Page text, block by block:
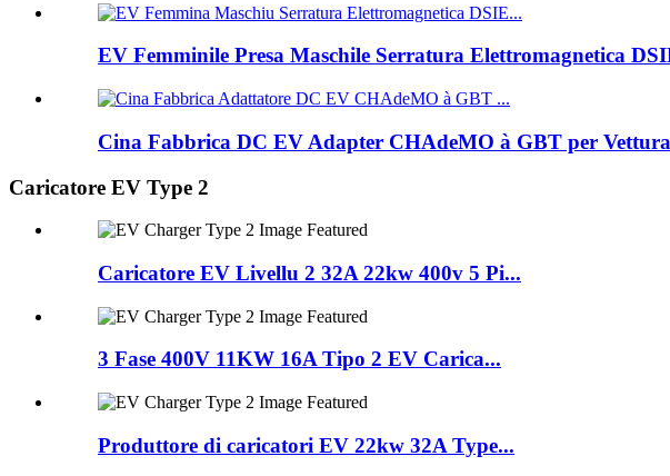
EV Femminile Presa Maschile Serratura Elettromagnetica
Cina Fabbrica DC EV Adapter CHAdeMO à GBT per
Caricatore EV Type 2
Caricatore EV Livellu 2 32A 22kw 400v 5 Pi...
3 Fase 400V 11KW 16A Tipo 2 EV Carica...
Produttore di caricatori EV 22kw 32A Type...